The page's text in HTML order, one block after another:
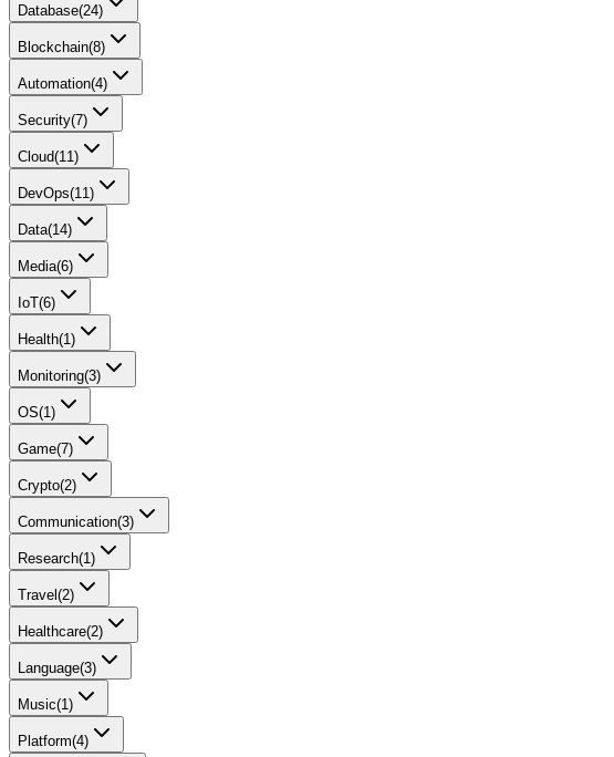
Database(24)
Blockchain(8)
Automation(4)
Security(7)
Cloud(11)
DevOps(11)
Data(14)
Media(6)
IoT(6)
Health(1)
Monitoring(3)
OS(1)
Game(7)
Crypto(2)
Communication(3)
Research(1)
Travel (2)
Healthcare(2)
Language(3)
Music(1)
Platform(4)